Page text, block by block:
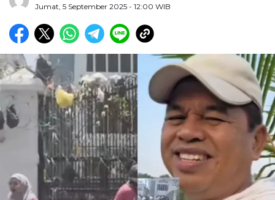
Jumat, 5 September 2025 - 12:00 WIB